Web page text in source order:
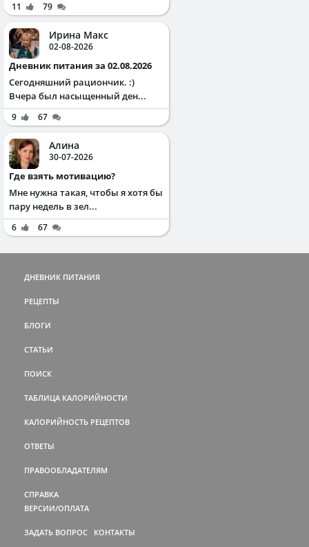
11 79
Ирина Макс
02-08-2026
Дневник питания за 02.08.2026
Сегодняшний рациончик. :)
Вчера был насыщенный ден...
9 67
Алина
30-07-2026
Где взять мотивацию?
Мне нужна такая, чтобы я хотя бы
пару недель в зел...
6 67
ДНЕВНИК ПИТАНИЯ
РЕЦЕПТЫ
БЛОГИ
СТАТЬИ
ПОИСК
ТАБЛИЦА КАЛОРИЙНОСТИ
КАЛОРИЙНОСТЬ РЕЦЕПТОВ
ОТВЕТЫ
ПРАВООБЛАДАТЕЛЯМ
СПРАВКА
ВЕРСИИ/ОПЛАТА
ЗАДАТЬ ВОПРОС КОНТАКТЫ